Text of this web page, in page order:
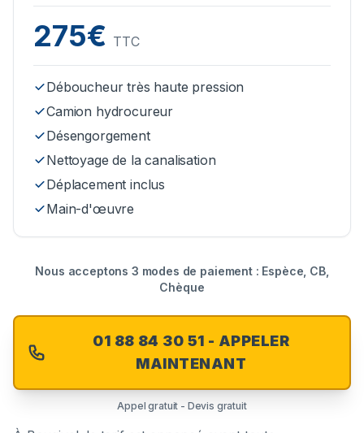
275€ TTC
Déboucheur très haute pression
Camion hydrocureur
Désengorgement
Nettoyage de la canalisation
Déplacement inclus
Main-d'œuvre
Nous acceptons 3 modes de paiement : Espèce, CB,
Chèque
01 88 84 30 51 - APPELER
MAINTENANT
Appel gratuit - Devis gratuit